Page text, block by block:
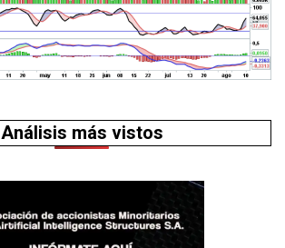
Análisis más vistos